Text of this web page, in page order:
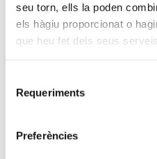
seu torn, ells la poden
els hàgiu proporcionat o
que heu fet dels seus serveis.
Requeriments
Preferències
No associats:180,00 €
Universitaris:0,00 €
Ponents